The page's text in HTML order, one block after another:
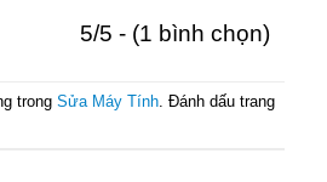
5/5 - (1 bình chọn)
trong Sửa Máy Tính. Đánh dấu trang